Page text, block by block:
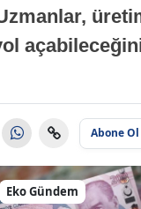
Abone Ol
Eko Gündem